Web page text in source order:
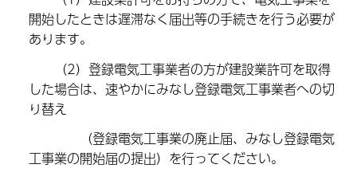
開始したときは遅滞なく届出等の手続きを行う必要が
あります。
（2）登録電気工事業者の方が建設業許可を取得
した場合は、速やかにみなし登録電気工事業者への切
り替え
（登録電気工事業の廃止届、みなし登録電気
工事業の開始届の提出）を行ってください。